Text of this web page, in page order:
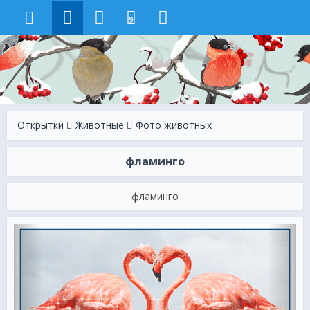
9
Открытки Животные Фото животных
фламинго
фламинго